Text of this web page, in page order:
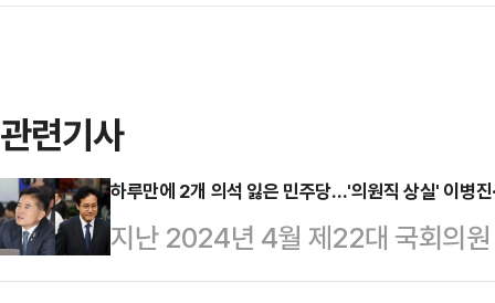
관련기사
하루만에 2개 의석 잃은 민주당…'의원직 상실' 이병
지난 2024년 4월 제22대 국회의원
의 등으로 재판에 넘겨진 더불어민